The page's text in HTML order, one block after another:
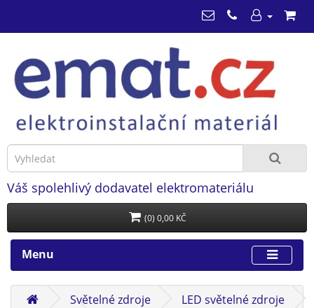
Váš spolehlivý dodavatel elektromateriálu
(0) 0,00 KČ
Menu
Světelné zdroje
LED světelné zdroje